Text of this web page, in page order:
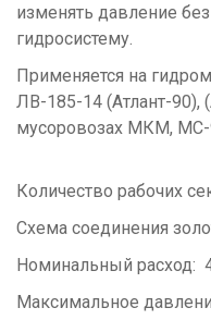
изменять давление
гидросистему.
Применяется на
ЛВ-185-14 (Атлант-90),
мусоровозах МКМ,
Количество рабочих
Схема соединения
Номинальный расход:
Максимальное